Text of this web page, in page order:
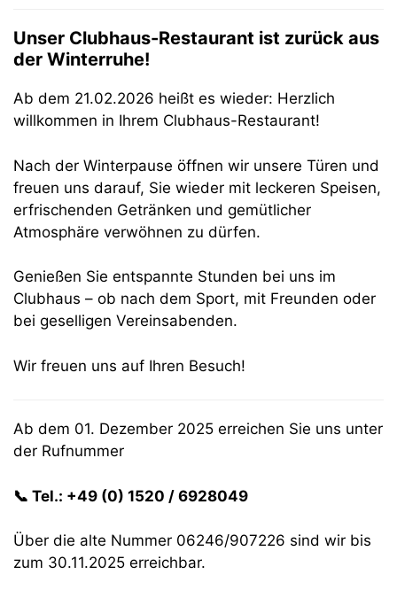
Unser Clubhaus-Restaurant ist zurück aus
der Winterruhe!
Ab dem 21.02.2026 heißt es wieder: Herzlich
willkommen in Ihrem Clubhaus-Restaurant!
Nach der Winterpause öffnen wir unsere Türen und
freuen uns darauf, Sie wieder mit leckeren Speisen,
erfrischenden Getränken und gemütlicher
Atmosphäre verwöhnen zu dürfen.
Genießen Sie entspannte Stunden bei uns im
Clubhaus – ob nach dem Sport, mit Freunden oder
bei geselligen Vereinsabenden.
Wir freuen uns auf Ihren Besuch!
Ab dem 01. Dezember 2025 erreichen Sie uns unter
der Rufnummer
📞 Tel.: +49 (0) 1520 / 6928049
Über die alte Nummer 06246/907226 sind wir bis
zum 30.11.2025 erreichbar.